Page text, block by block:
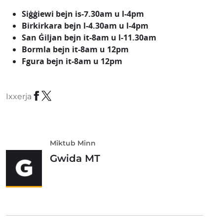
Siġġiewi bejn is-7.30am u l-4pm
Birkirkara bejn l-4.30am u l-4pm
San Ġiljan bejn it-8am u l-11.30am
Bormla bejn it-8am u 12pm
Fgura bejn it-8am u 12pm
Ixxerja
Miktub Minn
Gwida MT